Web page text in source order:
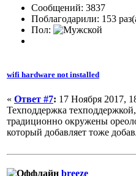
Сообщений: 3837
Поблагодарили: 153
Пол:
wifi hardware not installed
« Ответ #7: 17 Ноября 2017,
Техподдержка
традиционно окружены
который добавляет тоже
breeze